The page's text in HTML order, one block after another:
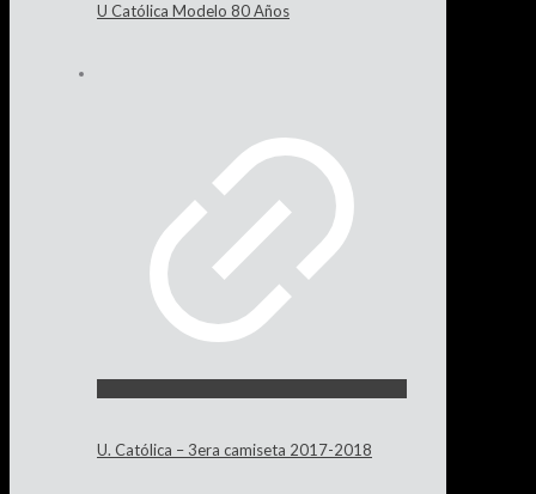
U Católica Modelo 80 Años
U. Católica – 3era camiseta 2017-2018